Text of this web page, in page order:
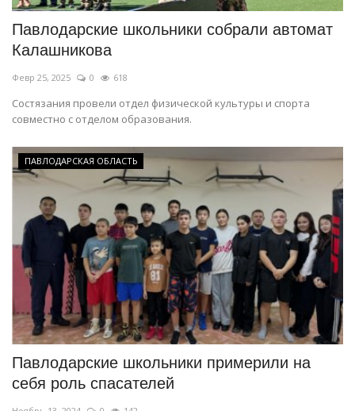
Павлодарские школьники собрали автомат
Калашникова
Февр 25, 2025 0 618
Состязания провели отдел физической культуры и спорта
совместно с отделом образования.
ПАВЛОДАРСКАЯ ОБЛАСТЬ
Павлодарские школьники примерили на
себя роль спасателей